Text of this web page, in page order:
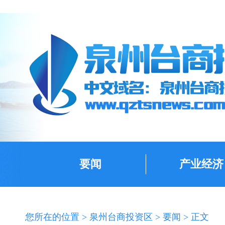
要闻 产业经济
您所在的位置 > 泉州台商投资区 > 要闻 > 正文